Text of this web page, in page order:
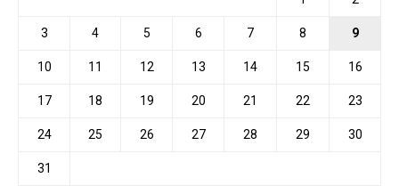
3 4 5 6 7 8 9
10 11 12 13 14 15 16
17 18 19 20 21 22 23
24 25 26 27 28 29 30
31